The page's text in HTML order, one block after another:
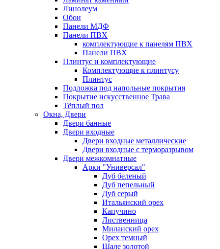
Линолеум
Обои
Панели МДФ
Панели ПВХ
комплектующие к панелям ПВХ
Панели ПВХ
Плинтус и комплектующие
Комплектующие к плинтусу
Плинтус
Подложка под напольные покрытия
Покрытие искусственное Трава
Тёплый пол
Окна, Двери
Двери банные
Двери входные
Двери входные металлические
Двери входные с терморазрывом
Двери межкомнатные
Арки "Универсал"
Дуб беленый
Дуб пепельный
Дуб серый
Итальянский орех
Капучино
Лиственница
Миланский орех
Орех темный
Шале золотой